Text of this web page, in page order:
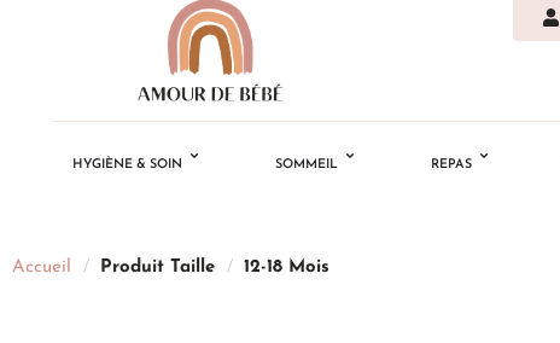
HYGIÈNE & SOIN SOMMEIL REPAS
Accueil / Produit Taille / 12-18 Mois